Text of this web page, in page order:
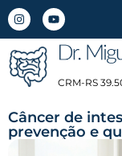
CRM-RS
Câncer de
prevenção e